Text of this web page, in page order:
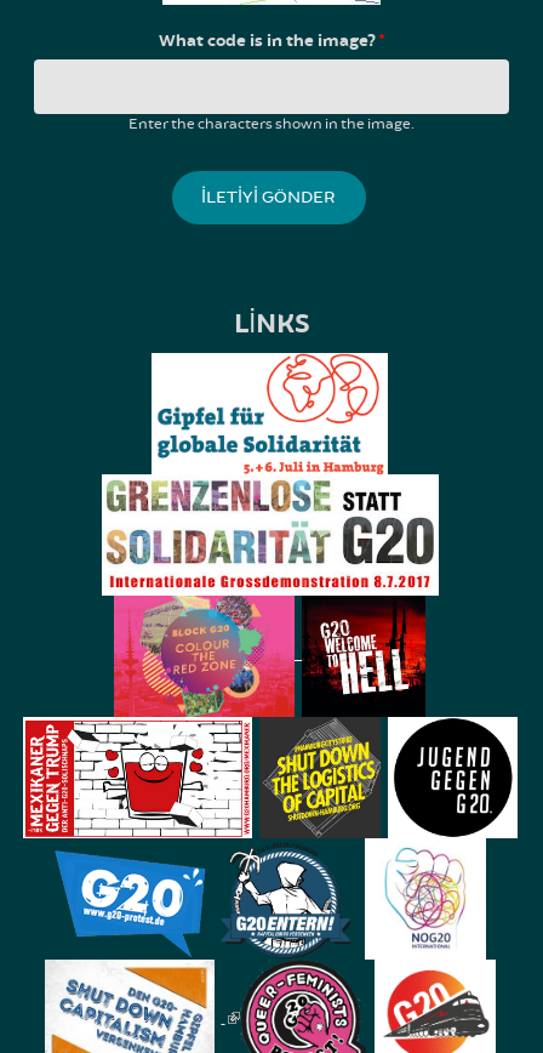
What code is in the image?*
Enter the characters shown in the image.
LINKS